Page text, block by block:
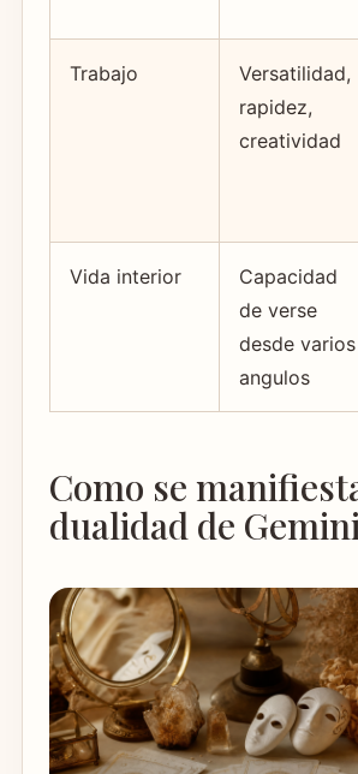
Trabajo
Versatilidad,
rapidez,
creatividad
Vida interior
Capacidad
de verse
desde varios
angulos
Como se
dualidad de